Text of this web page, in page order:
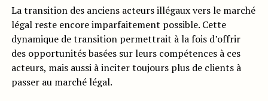
La transition des anciens acteurs illégaux vers le marché
légal reste encore imparfaitement possible. Cette
dynamique de transition permettrait à la fois d’offrir
des opportunités basées sur leurs compétences à ces
acteurs, mais aussi à inciter toujours plus de clients à
passer au marché légal.